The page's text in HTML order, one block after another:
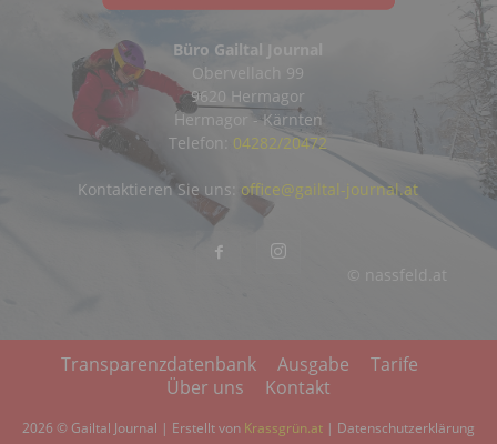
Büro Gailtal Journal
Obervellach 99
9620 Hermagor
Hermagor - Kärnten
Telefon: 04282/20472
© nassfeld.at
Kontaktieren Sie uns: office@gailtal-journal.at
Transparenzdatenbank Ausgabe
Tarife
Über uns
Kontakt
2026 © Gailtal Journal | Erstellt von Krassgrün.at | Datenschutzerklärung